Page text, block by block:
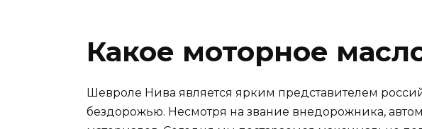
Какое моторное
Шевроле Нива является ярким представителем
бездорожью. Несмотря на звание внедорожника,